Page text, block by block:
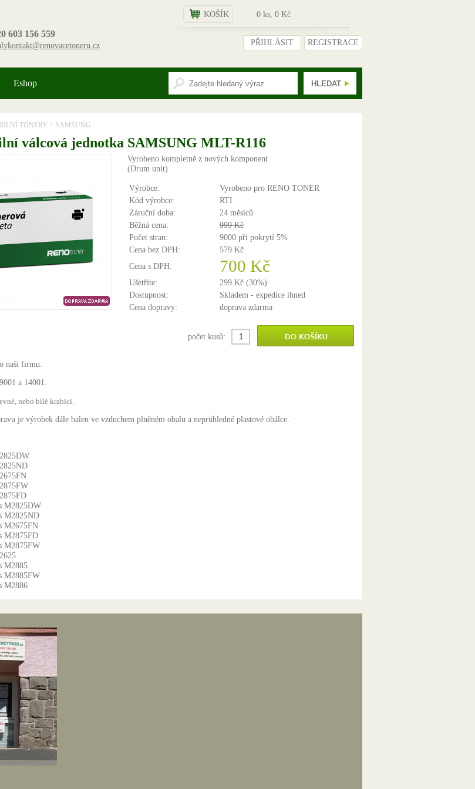
603 156 559
KOŠÍK 0 ks, 0 Kč
PŘIHLÁSIT REGISTRACE
Eshop
TONERY > SAMSUNG
válcová jednotka SAMSUNG MLT-R116
Vyrobeno kompletně z nových komponent
(Drum unit)
Výrobce:
Vyrobeno pro RENO TONER
Kód výrobce:
RTI
Záruční doba:
24 měsíců
Běžná cena:
999 Kč
Počet stran:
9000 při pokrytí 5%
Cena bez DPH:
579 Kč
Cena s DPH:
700 Kč
Ušetříte:
299 Kč (30%)
Dostupnost:
Skladem - expedice ihned
Cena dopravy:
doprava zdarma
počet kusů:
naši firmu.
a 14001.
nebo bílé krabici.
je výrobek dále balen ve vzduchem plněném obalu a neprůhledné plastové obálce.
M2825DW
M2825ND
M2675FN
M2875FD
M2875FW
M2885
M2885FW
M2886